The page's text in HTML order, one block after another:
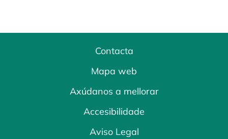
Contacta
Mapa web
Axúdanos a mellorar
Accesibilidade
Aviso Legal